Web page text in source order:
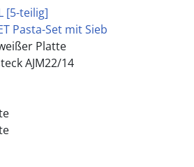
[5-teilig]
Pasta-Set mit Sieb
Platte
AJM22/14